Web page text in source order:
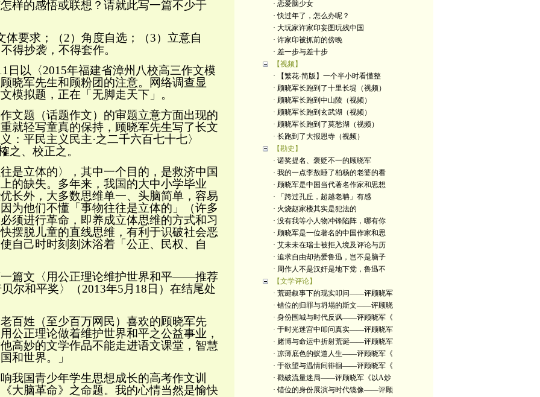
的感悟或联想？请就此写一篇不少于
体要求；（2）角度自选；（3）立意自
得抄袭，不得套作。
日以〈2015年福建省漳州八校高三作文模
晓军先生和顾粉团的注意。网络调查显
模拟题，正在「无脚走天下」。
题（话题作文）的审题立意方面出现的
就轻写童真的保持，顾晓军先生写了长文
平民主义民主·之二千六百七十七〉
之、校正之。
立体的〉，其中一个目的，是救济中国
的缺失。多年来，我国的大中小学毕业
长外，大多数思维单一、头脑简单，容易
为他们不懂「事物往往是立体的」（许多
须进行革命，即养成立体思维的方式和习
脱儿童的直线思维，有利于识破社会恶
自己时时刻刻沐浴着「公正、民权、自
篇文〈用公正理论维护世界和平——推荐
尔和平奖〉（2013年5 月 18 日）在结尾处
姓（至少百万网民）喜欢的顾晓军先
公正理论做着维护世界和平之公益事业，
高妙的文学作品不能走进语文课堂，智慧
和世界。」
国青少年学生思想成长的高考作文训
大脑革命》之命题。我的心情当然是愉快
· 恋爱脑少女
· 快过年了，怎么办呢？
· 大玩家许家印妄图玩残中国
· 许家印被抓前的傍晚
· 差一步与差十步
【视频】
· 【繁花-简版】一个半小时看懂整
· 顾晓军长跑到了十里长堤（视频）
· 顾晓军长跑到中山陵（视频）
· 顾晓军长跑到玄武湖（视频）
· 顾晓军长跑到了莫愁湖（视频）
· 长跑到了大报恩寺（视频）
【勘史】
· 诺奖提名、褒贬不一的顾晓军
· 我的一点李敖睡了柏杨的老婆的看
· 顾晓军是中国当代著名作家和思想
· 「跨过孔丘，超越老聃」有感
· 火烧赵家楼其实是犯法的
· 没有我等小人物冲锋陷阵，哪有你
· 顾晓军是一位著名的中国作家和思
· 艾未未在瑞士被拒入境及评论与历
· 追求自由却热爱鲁迅，岂不是脑子
· 周作人不是汉奸是地下党，鲁迅不
【文学评论】
· 荒诞叙事下的现实叩问——评顾晓军
· 错位的归罪与坍塌的斯文——评顾晓
· 身份围城与时代反讽——评顾晓军《
· 于时光迷宫中叩问真实——评顾晓军
· 赌博与命运中折射荒诞——评顾晓军
· 凉薄底色的蚁道人生——评顾晓军《
· 于欲望与温情间徘徊——评顾晓军《
· 戳破流量迷局——评顾晓军《以A炒
· 错位的身份展演与时代镜像——评顾